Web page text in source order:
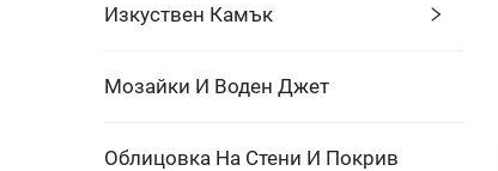
Изкуствен Камък
Мозайки И Воден Джет
Облицовка На Стени И Покрив